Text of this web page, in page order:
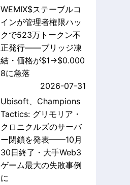
WEMIX$ステーブルコ
インが管理者権限ハッ
クで523万トークン不
正発行——ブリッジ凍
結・価格が$1→$0.000
8に急落
2026-07-31
Ubisoft、Champions
Tactics: グリモリア・
クロニクルズのサーバ
ー閉鎖を発表——10月
30日終了・大手Web3
ゲーム最大の失敗事例
に